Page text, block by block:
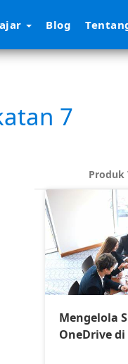
Blog
7
Produk
Mengelola
OneDrive